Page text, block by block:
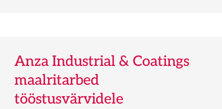
Anza Industrial & Coatings
maalritarbed
tööstusvärvidele